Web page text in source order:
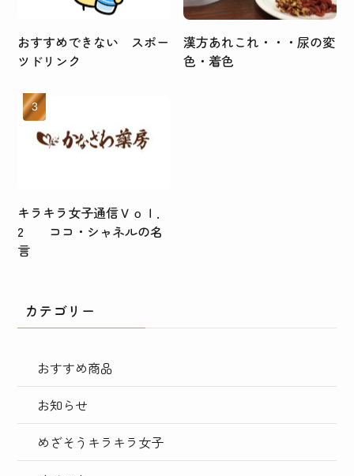
おすすめできない スポー
ツドリンク
漢方あれこれ・・・尿の変
色・着色
キラキラ女子通信Ｖｏｌ．
2 ココ・シャネルの名
言
カテゴリー
おすすめ商品
お知らせ
めざそうキラキラ女子